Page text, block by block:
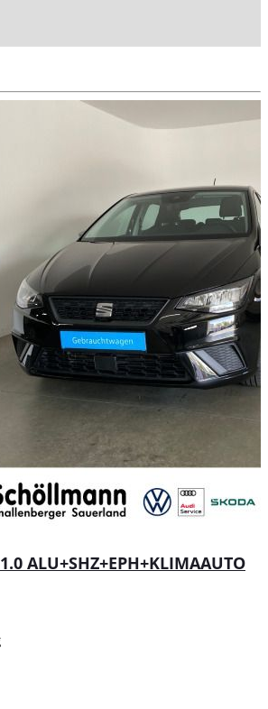
ALU+SHZ+EPH+KLIMAAUTO